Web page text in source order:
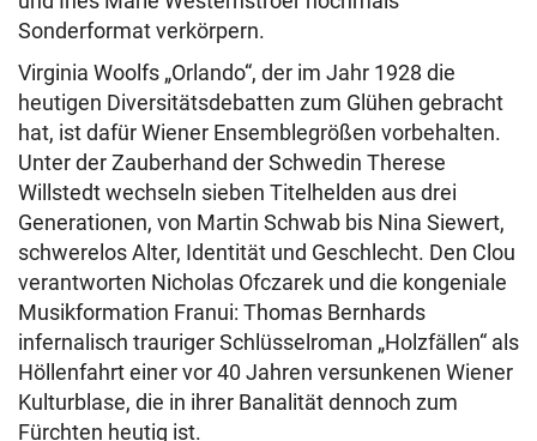
Sonderformat verkörpern.
Virginia Woolfs „Orlando“, der im Jahr 1928 die
heutigen Diversitätsdebatten zum Glühen gebracht
hat, ist dafür Wiener Ensemblegrößen vorbehalten.
Unter der Zauberhand der Schwedin Therese
Willstedt wechseln sieben Titelhelden aus drei
Generationen, von Martin Schwab bis Nina Siewert,
schwerelos Alter, Identität und Geschlecht. Den Clou
verantworten Nicholas Ofczarek und die kongeniale
Musikformation Franui: Thomas Bernhards
infernalisch trauriger Schlüsselroman „Holzfällen“ als
Höllenfahrt einer vor 40 Jahren versunkenen Wiener
Kulturblase, die in ihrer Banalität dennoch zum
Fürchten heutig ist.